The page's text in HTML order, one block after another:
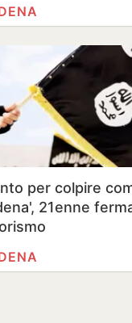
per colpire
21enne